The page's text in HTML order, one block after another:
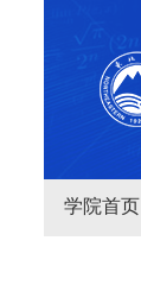
学院首页